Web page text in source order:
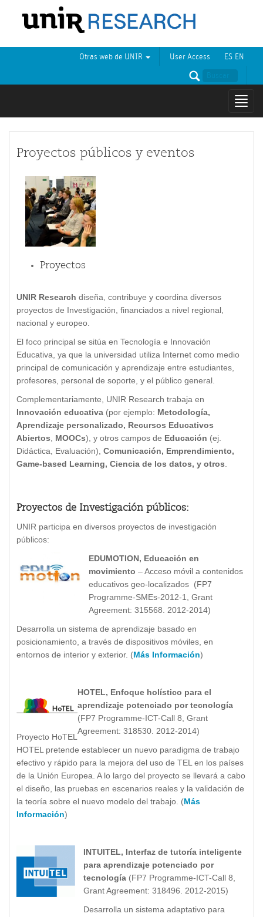
ES EN
User Access
Otras web de UNIR
Proyectos públicos y eventos
Proyectos
UNIR Research diseña, contribuye y coordina diversos
proyectos de Investigación, financiados a nivel regional,
nacional y europeo.
El foco principal se sitúa en Tecnología e Innovación
Educativa, ya que la universidad utiliza Internet como medio
principal de comunicación y aprendizaje entre estudiantes,
profesores, personal de soporte, y el público general.
Complementariamente, UNIR Research trabaja en
Innovación educativa (por ejemplo: Metodología,
Aprendizaje personalizado, Recursos Educativos
Abiertos, MOOCs), y otros campos de Educación (ej.
Didáctica, Evaluación), Comunicación, Emprendimiento,
Game-based Learning, Ciencia de los datos, y otros.
Proyectos de Investigación públicos:
UNIR participa en diversos proyectos de investigación
públicos:
EDUMOTION, Educación en
movimiento – Acceso móvil a contenidos
educativos geo-localizados (FP7
Programme-SMEs-2012-1, Grant
Agreement: 315568. 2012-2014)
Desarrolla un sistema de aprendizaje basado en
posicionamiento, a través de dispositivos móviles, en
entornos de interior y exterior. (Más Información)
Proyecto HoTEL
HOTEL, Enfoque holístico para el
aprendizaje potenciado por tecnología
(FP7 Programme-ICT-Call 8, Grant
Agreement: 318530. 2012-2014)
HOTEL pretende establecer un nuevo paradigma de trabajo
efectivo y rápido para la mejora del uso de TEL en los países
de la Unión Europea. A lo largo del proyecto se llevará a cabo
el diseño, las pruebas en escenarios reales y la validación de
la teoría sobre el nuevo modelo del trabajo. (Más
Información)
INTUITEL, Interfaz de tutoría inteligente
para aprendizaje potenciado por
tecnología (FP7 Programme-ICT-Call 8,
Grant Agreement: 318496. 2012-2015)
Desarrolla un sistema adaptativo para